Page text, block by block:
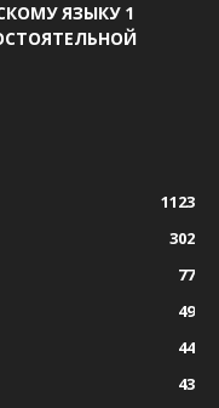
ЯЗЫКУ 1
1123
302
77
49
44
43